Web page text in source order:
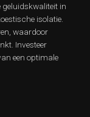
geluidskwaliteit in
isolatie.
waardoor
Investeer
een optimale